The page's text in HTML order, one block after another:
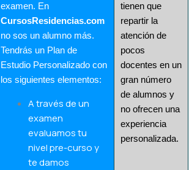
examen. En
CursosResidencias.com
no sos un alumno más.
Tendrás un Plan de
Estudio Personalizado con
los siguientes elementos:
A través de un
examen
evaluamos tu
nivel pre-curso y
te damos
tienen que
repartir la
atención de
pocos
docentes en un
gran número
de alumnos y
no ofrecen una
experiencia
personalizada.